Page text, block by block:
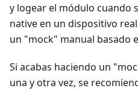
y logear el módulo cuando
native en un dispositivo
un "mock" manual basado
Si acabas haciendo un
una y otra vez, se